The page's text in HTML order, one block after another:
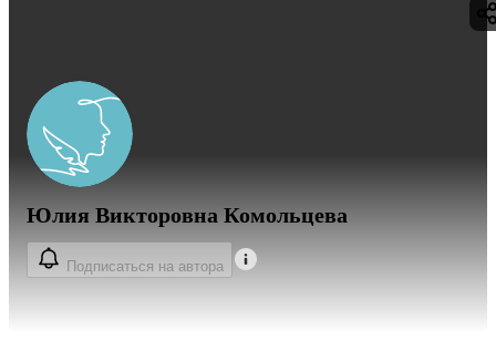
Юлия Викторовна Комольцева
Подписаться на автора